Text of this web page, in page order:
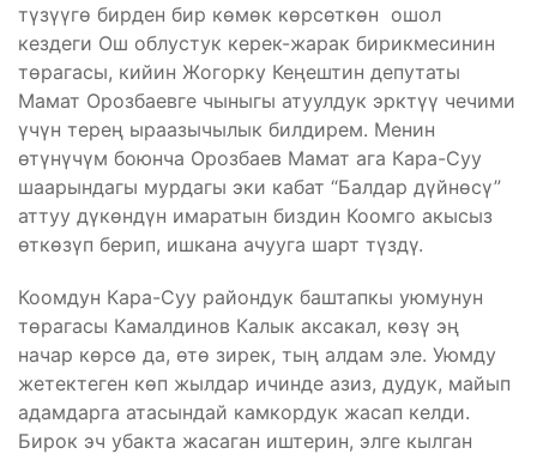
түзүүгө бирден бир көмөк көрсөткөн ошол
кездеги Ош облустук керек-жарак бирикмесинин
төрагасы, кийин Жогорку Кеңештин депутаты
Мамат Орозбаевге чыныгы атуулдук эрктүү чечими
үчүн терең ыраазычылык билдирем. Менин
өтүнүчүм боюнча Орозбаев Мамат ага Кара-Суу
шаарындагы мурдагы эки кабат “Балдар дүйнөсү”
аттуу дүкөндүн имаратын биздин Коомго акысыз
өткөзүп берип, ишкана ачууга шарт түздү.
Коомдун Кара-Суу райондук баштапкы уюмунун
төрагасы Камалдинов Калык аксакал, көзү эң
начар көрсө да, өтө зирек, тың алдам эле. Уюмду
жетектеген көп жылдар ичинде азиз, дудук, майып
адамдарга атасындай камкордук жасап келди.
Бирок эч убакта жасаган иштерин, элге кылган